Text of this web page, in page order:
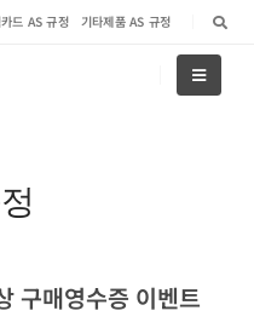
드 AS 규정 기타제품 AS 규정
구매영수증 이벤트